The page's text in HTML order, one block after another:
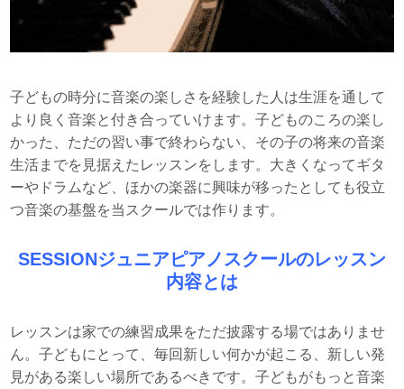
子どもの時分に音楽の楽しさを経験した人は生涯を通して
より良く音楽と付き合っていけます。子どものころの楽し
かった、ただの習い事で終わらない、その子の将来の音楽
生活までを見据えたレッスンをします。大きくなってギタ
ーやドラムなど、ほかの楽器に興味が移ったとしても役立
つ音楽の基盤を当スクールでは作ります。
SESSIONジュニアピアノスクールのレッスン
内容とは
レッスンは家での練習成果をただ披露する場ではありませ
ん。子どもにとって、毎回新しい何かが起こる、新しい発
見がある楽しい場所であるべきです。子どもがもっと音楽